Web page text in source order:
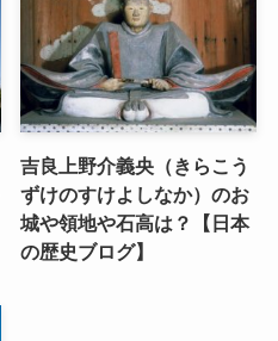
吉良上野介義央（きらこう
ずけのすけよしなか）のお
城や領地や石高は？【日本
の歴史ブログ】